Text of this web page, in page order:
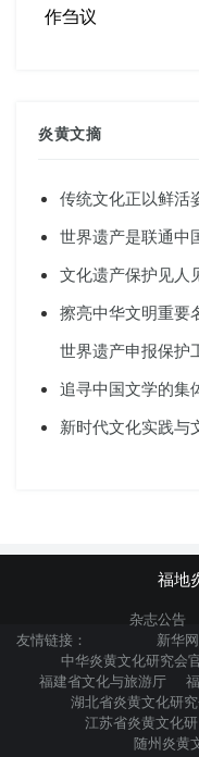
作刍议
炎黄文摘
传统文化正以鲜活
世界遗产是联通中
文化遗产保护见人
擦亮中华文明重
世界遗产申报保护
追寻中国文学的集
新时代文化实践与
福地
杂志公告
友情链接：
新华网
中华炎黄文化研究会
福建省文化与旅游厅
湖北省炎黄文化研
江苏省炎黄文化
随州炎黄